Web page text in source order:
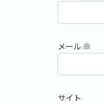
メール ※
サイト